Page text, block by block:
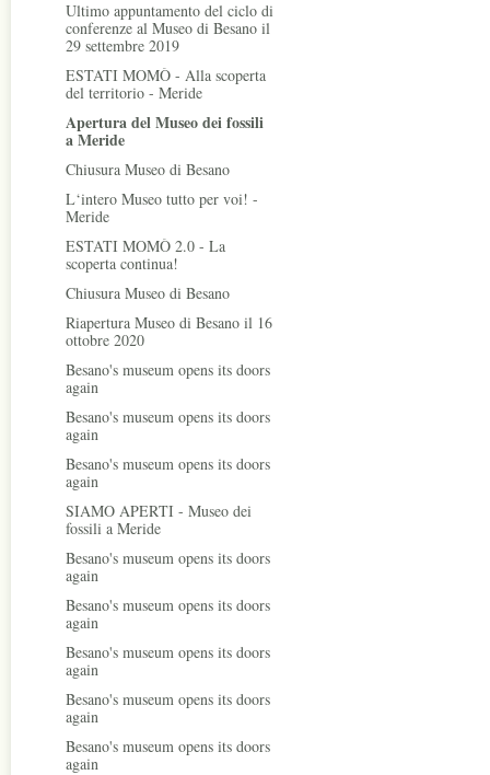
Ultimo appuntamento del ciclo di
conferenze al Museo di Besano il
29 settembre 2019
ESTATI MOMÒ - Alla scoperta
del territorio - Meride
Apertura del Museo dei fossili
a Meride
Chiusura Museo di Besano
L‘intero Museo tutto per voi! -
Meride
ESTATI MOMÒ 2.0 - La
scoperta continua!
Chiusura Museo di Besano
Riapertura Museo di Besano il 16
ottobre 2020
Besano's museum opens its doors
again
Besano's museum opens its doors
again
Besano's museum opens its doors
again
SIAMO APERTI - Museo dei
fossili a Meride
Besano's museum opens its doors
again
Besano's museum opens its doors
again
Besano's museum opens its doors
again
Besano's museum opens its doors
again
Besano's museum opens its doors
again